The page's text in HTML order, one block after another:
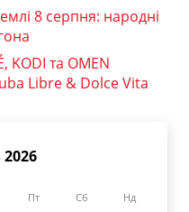
8 серпня: народні
KODI та OMEN
Libre & Dolce Vita
Пт Сб Нд